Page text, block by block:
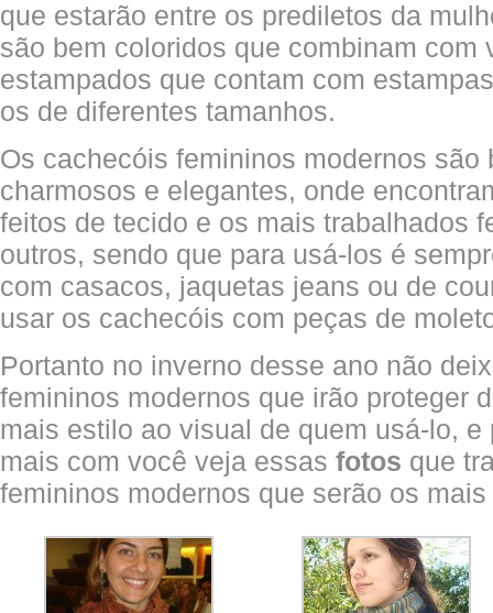
que estarão entre os prediletos da
são bem coloridos que combinam com
estampados que contam com
os de diferentes tamanhos.
Os cachecóis femininos modernos
charmosos e elegantes, onde
feitos de tecido e os mais trabalhados
outros, sendo que para usá-los é
com casacos, jaquetas jeans ou de
usar os cachecóis com peças de
Portanto no inverno desse ano não
femininos modernos que irão proteger
mais estilo ao visual de quem usá-lo,
mais com você veja essas fotos que
femininos modernos que serão os